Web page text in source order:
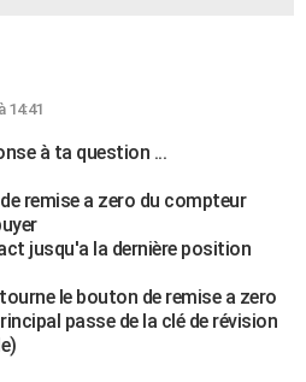
14:41
à ta question ...
remise a zero du compteur
jusqu'a la dernière position
le bouton de remise a zero
passe de la clé de révision